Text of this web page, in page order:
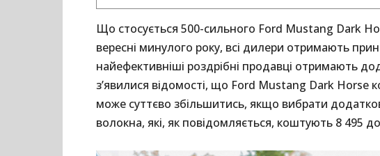
Що стосується 500-сильного Ford Mustang Dark
вересні минулого року, всі дилери отримають
найефективніші роздрібні продавці отримають
з’явилися відомості, що Ford Mustang Dark Horse
може суттєво збільшитись, якщо вибрати
волокна, які, як повідомляється, коштують 8 495